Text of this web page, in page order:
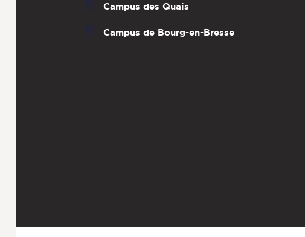
Campus des Quais
Campus de Bourg-en-Bresse